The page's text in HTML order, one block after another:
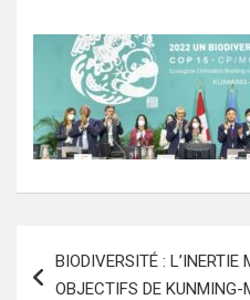
de
BIODIVERSITÉ :
OBJECTIFS DE KUNMING-